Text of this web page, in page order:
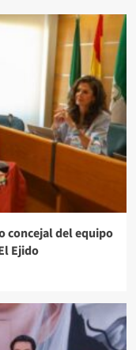
concejal del equipo
Ejido